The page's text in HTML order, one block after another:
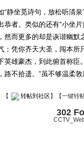
坐觅诗句，放松听清泉
者。类似的还有“小坐
然而更多的却是诙谐幽
；凭你齐天大圣，闯本所
英雄豪杰，到此俯首称臣
不拾遗。”虽不够温柔
【 转帖到社区 】【一键转
302